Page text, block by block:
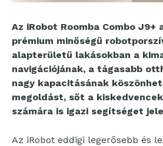
Az iRobot Roomba Combo J9+
prémium minőségű
alapterületű lakásokban a
navigációjának, a tágasabb
nagy kapacitásának
megoldást, sőt a
számára is igazi segítséget
Az iRobot eddigi legerősebb és